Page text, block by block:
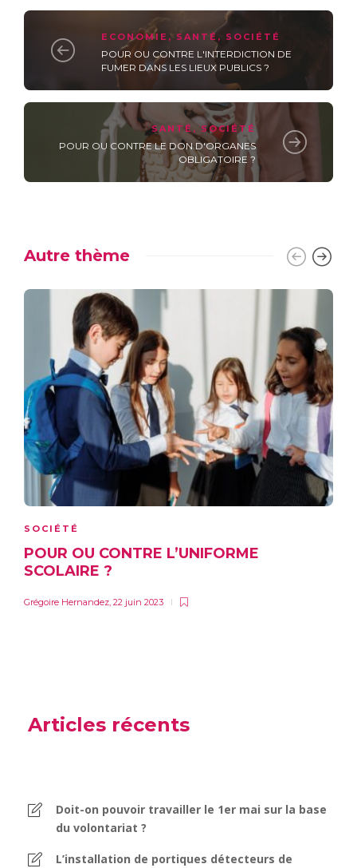
ECONOMIE , SANTÉ , SOCIÉTÉ
POUR OU CONTRE L'INTERDICTION DE
FUMER DANS LES LIEUX PUBLICS ?
SANTÉ , SOCIÉTÉ
POUR OU CONTRE LE DON D'ORGANES
OBLIGATOIRE ?
Autre thème
SOCIÉTÉ
POUR OU CONTRE L’UNIFORME
SCOLAIRE ?
Grégoire Hernandez, 22 juin 2023
Articles récents
Doit-on pouvoir travailler le 1er mai sur la base
du volontariat ?
L’installation de portiques détecteurs de